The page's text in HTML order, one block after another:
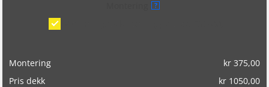
?
Montering kr375,00
Pris dekk
kr1050,00